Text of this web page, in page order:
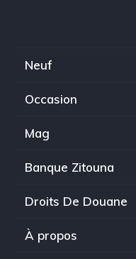
Neuf
Occasion
Mag
Banque Zitouna
Droits De Douane
À propos